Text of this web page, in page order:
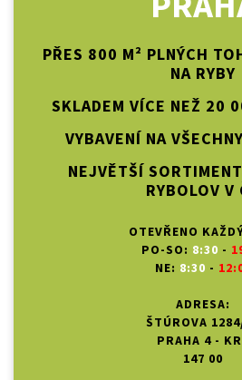
PŘES 800 M² PLNÝCH
NA RYBY
SKLADEM VÍCE NEŽ 20
VYBAVENÍ NA
NEJVĚTŠÍ
RYBOLOV V
OTEVŘENO
PO-SO: 8:30 -
NE: 8:30 -
ADRESA:
ŠTÚROVA
PRAHA 4 -
147 00